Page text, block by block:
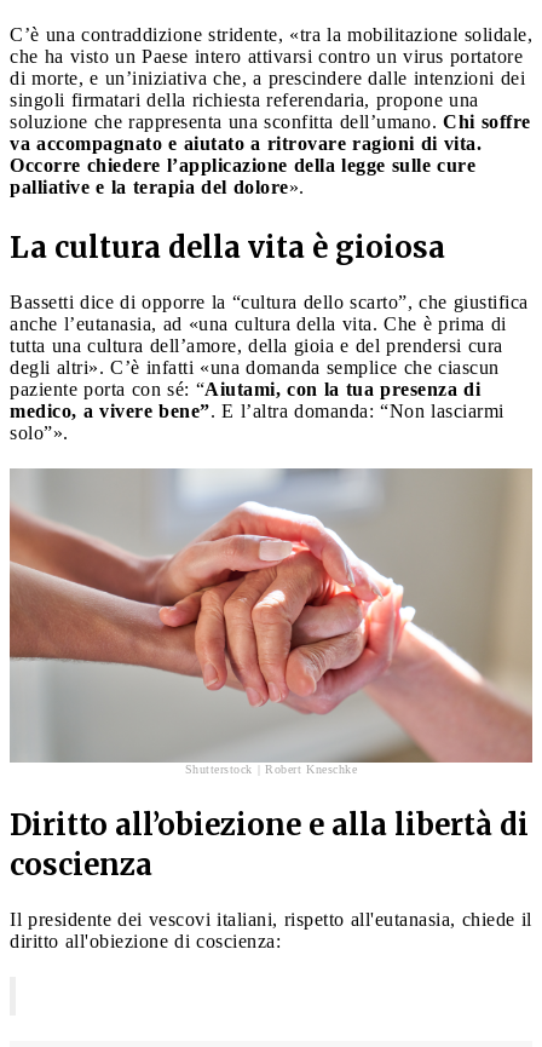
C’è una contraddizione stridente, «tra la mobilitazione solidale,
che ha visto un Paese intero attivarsi contro un virus portatore
di morte, e un’iniziativa che, a prescindere dalle intenzioni dei
singoli firmatari della richiesta referendaria, propone una
soluzione che rappresenta una sconfitta dell’umano. Chi soffre
va accompagnato e aiutato a ritrovare ragioni di vita.
Occorre chiedere l’applicazione della legge sulle cure
palliative e la terapia del dolore».
La cultura della vita è gioiosa
Bassetti dice di opporre la “cultura dello scarto”, che giustifica
anche l’eutanasia, ad «una cultura della vita. Che è prima di
tutta una cultura dell’amore, della gioia e del prendersi cura
degli altri». C’è infatti «una domanda semplice che ciascun
paziente porta con sé: “Aiutami, con la tua presenza di
medico, a vivere bene”. E l’altra domanda: “Non lasciarmi
solo”».
Shutterstock | Robert Kneschke
Diritto all’obiezione e alla libertà di
coscienza
Il presidente dei vescovi italiani, rispetto all'eutanasia, chiede il
diritto all'obiezione di coscienza: